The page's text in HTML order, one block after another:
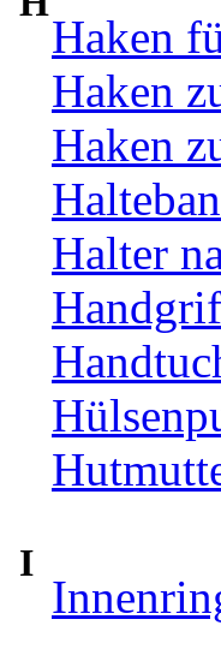
Haken
Haken
Haken
Halter
I